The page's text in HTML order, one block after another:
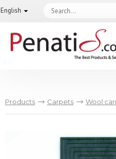
English
Products Carpets